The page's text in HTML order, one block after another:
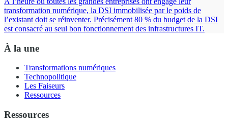
transformation numérique, la DSI immobilisée par le poids de
l’existant doit se réinventer. Précisément 80 % du budget de la DSI
est consacré au seul bon fonctionnement des infrastructures IT.
À la une
Transformations numériques
Technopolitique
Les Faiseurs
Ressources
Ressources